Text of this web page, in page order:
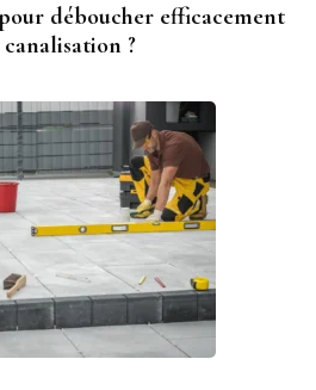
déboucher efficacement
?